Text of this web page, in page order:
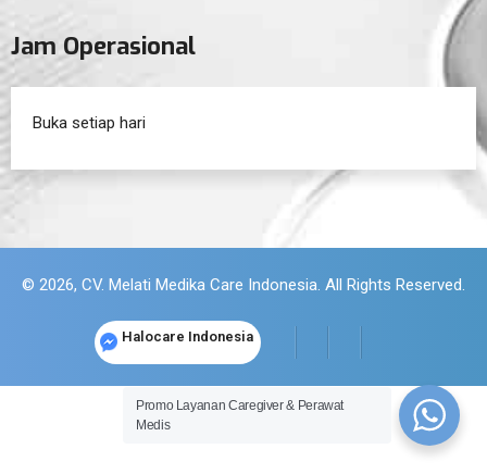
Jam Operasional
Buka setiap hari
© 2026, CV. Melati Medika Care Indonesia. All Rights Reserved.
Halocare Indonesia
Promo Layanan Caregiver & Perawat
Medis